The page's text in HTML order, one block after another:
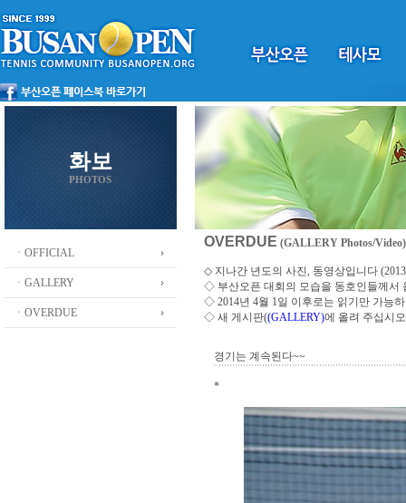
화보
PHOTOS
ㆍOFFICIAL
ㆍGALLERY
ㆍOVERDUE
OVERDUE (GALLERY Photos/Video)
◇ 지나간 년도의 사진, 동영상입니다
◇ 부산오픈 대회의 모습을 동호인들께서
◇ 2014년 4월 1일 이후로는 읽기만 가능
◇ 새 게시판((GALLERY)에 올려 주십시오
경기는 계속된다~~
*